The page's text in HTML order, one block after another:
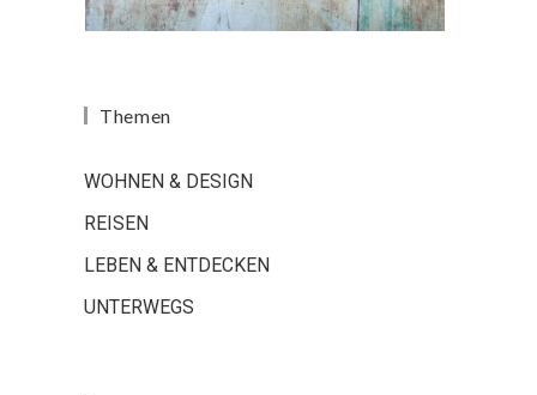
Themen
WOHNEN & DESIGN
REISEN
LEBEN & ENTDECKEN
UNTERWEGS